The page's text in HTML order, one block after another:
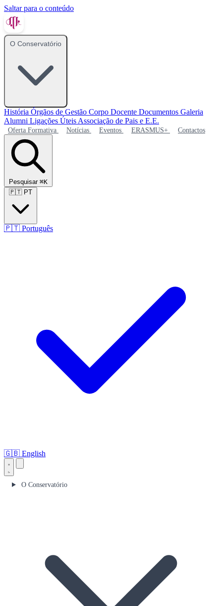
Saltar para o conteúdo
O Conservatório
História Órgãos de Gestão Corpo Docente Documentos Galeria
Alumni Ligações Úteis Associação de Pais e E.E.
Oferta Formativa Notícias Eventos ERASMUS+ Contactos
Pesquisar ⌘K
🇵🇹 PT
🇵🇹 Português
🇬🇧 English
O Conservatório